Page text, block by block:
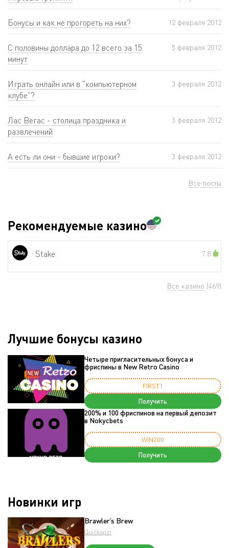
Бонусы и как не прогореть на них? 12 февраля 2012
С половины доллара до 12 всего за 15
минут
5 февраля 2012
Играть онлайн или в "компьютерном
клубе"?
3 февраля 2012
Лас Вегас - столица праздника и
развлечений
3 февраля 2012
А есть ли они - бывшие игроки? 3 февраля 2012
Все посты
Рекомендуемые казино
Stake 7.8
Все казино (469)
Лучшие бонусы казино
Четыре пригласительных бонуса и
фриспины в New Retro Casino
FIRST1
Получить
200% и 100 фриспинов на первый депозит
в Nokycbets
WIN200
Получить
Новинки игр
Brawler’s Brew
Quickspin